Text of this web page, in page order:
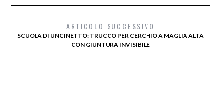
ARTICOLO SUCCESSIVO
SCUOLA DI UNCINETTO: TRUCCO PER CERCHIO A MAGLIA ALTA
CON GIUNTURA INVISIBILE